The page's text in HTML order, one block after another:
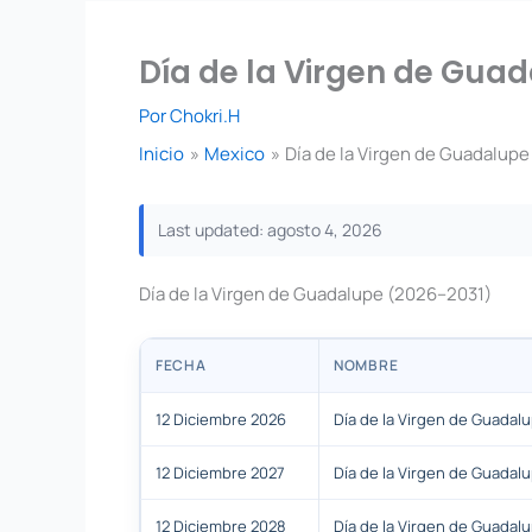
Día de la Virgen de
PorChokri.H
Inicio
Mexico Día de la Virgen de
Last updated: agosto 4, 2026
Día de la Virgen de Guadalupe (2026–2031)
FECHA NOMBRE
12 Diciembre 2026 Día de la Virgen de
12 Diciembre 2027 Día de la Virgen de
12 Diciembre 2028 Día de la Virgen de